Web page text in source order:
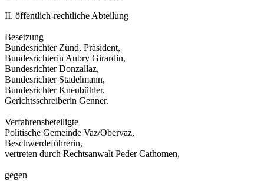
II. öffentlich-rechtliche Abteilung
Besetzung
Bundesrichter Zünd, Präsident,
Bundesrichterin Aubry Girardin,
Bundesrichter Donzallaz,
Bundesrichter Stadelmann,
Bundesrichter Kneubühler,
Gerichtsschreiberin Genner.
Verfahrensbeteiligte
Politische Gemeinde Vaz/Obervaz,
Beschwerdeführerin,
vertreten durch Rechtsanwalt Peder Cathomen,
gegen